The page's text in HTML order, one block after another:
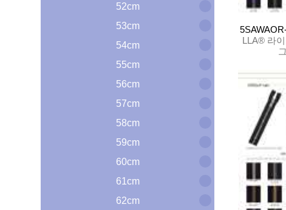
52cm
53cm
54cm
55cm
56cm
57cm
58cm
59cm
60cm
61cm
62cm
LLA® 라